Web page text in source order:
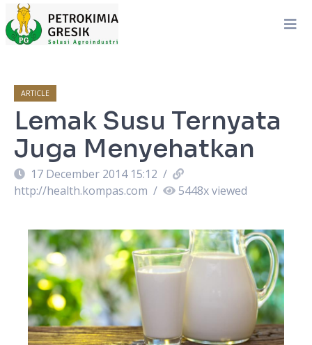
ARTICLE
Lemak Susu Ternyata
Juga Menyehatkan
17 December 2014 15:12 /
http://health.kompas.com / 5448x viewed